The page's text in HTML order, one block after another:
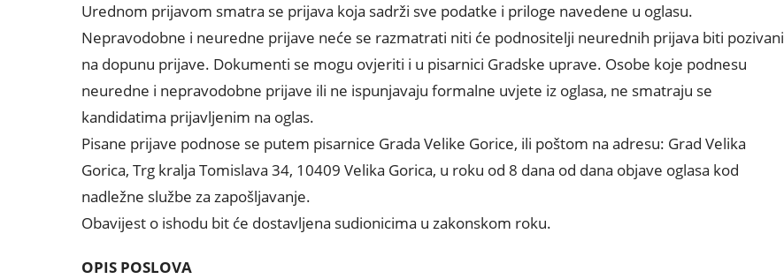
Urednom prijavom smatra se prijava koja sadrži sve podatke i priloge navedene u oglasu.
Nepravodobne i neuredne prijave neće se razmatrati niti će podnositelji neurednih prijava biti pozivani
na dopunu prijave. Dokumenti se mogu ovjeriti i u pisarnici Gradske uprave. Osobe koje podnesu
neuredne i nepravodobne prijave ili ne ispunjavaju formalne uvjete iz oglasa, ne smatraju se
kandidatima prijavljenim na oglas.
Pisane prijave podnose se putem pisarnice Grada Velike Gorice, ili poštom na adresu: Grad Velika
Gorica, Trg kralja Tomislava 34, 10409 Velika Gorica, u roku od 8 dana od dana objave oglasa kod
nadležne službe za zapošljavanje.
Obavijest o ishodu bit će dostavljena sudionicima u zakonskom roku.
OPIS POSLOVA